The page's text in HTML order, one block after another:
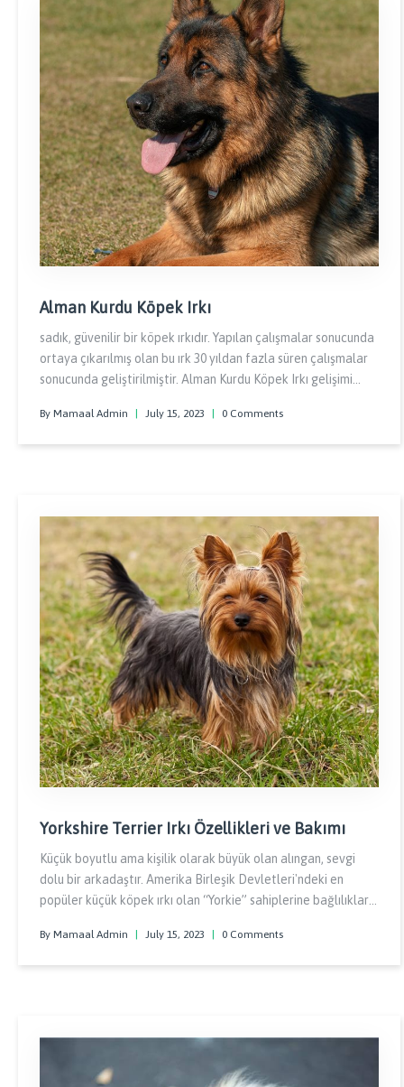
Alman Kurdu Köpek Irkı
sadık, güvenilir bir köpek ırkıdır. Yapılan çalışmalar sonucunda
ortaya çıkarılmış olan bu ırk 30 yıldan fazla süren çalışmalar
sonucunda geliştirilmiştir. Alman Kurdu Köpek Irkı gelişimi
kullanılmış ve hatta ordularının bir parçası haline gelmiştir.
By Mamaal Admin July 15, 2023 0 Comments
Yorkshire Terrier Irkı Özellikleri ve Bakımı
Küçük boyutlu ama kişilik olarak büyük olan alıngan, sevgi
dolu bir arkadaştır. Amerika Birleşik Devletleri'ndeki en
popüler küçük köpek ırkı olan “Yorkie” sahiplerine bağlılıkları,
birçok hayran kazanmıştır.
By Mamaal Admin July 15, 2023 0 Comments